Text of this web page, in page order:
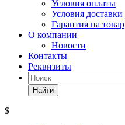
Условия оплаты
Условия доставки
Гарантия на товар
О компании
Новости
Контакты
Реквизиты
Найти
$